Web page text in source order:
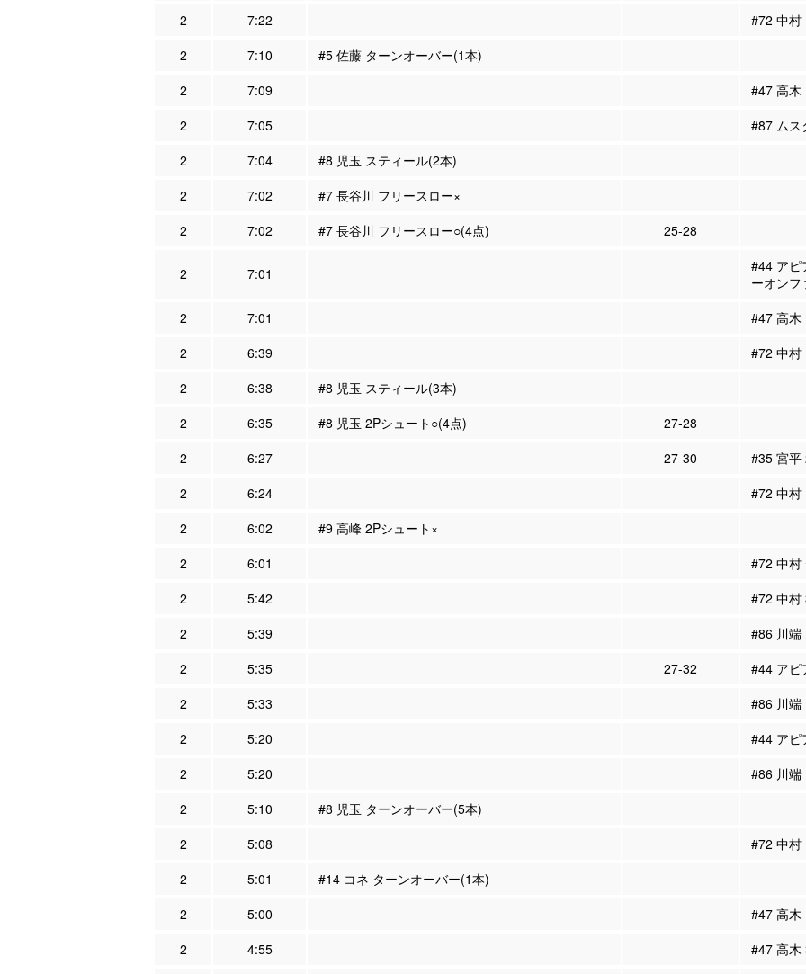
2
7:22
#72 中村
2
7:10
#5 佐藤 ターンオーバー(1本)
2
7:09
#47 高木
2
7:05
#87 ムス
2
7:04
#8 児玉 スティール(2本)
2
7:02
#7 長谷川 フリースロー×
2
7:02 #7 長谷川 フリースロー○(4点) 25-28
2 7:01
#44 アピ
ーオンフ
2
7:01
#47 高
2
6:39
#72 中村
2
6:38
#8 児玉 スティール(3本)
2
6:35 #8 児玉 2Pシュート○(4点)
27-28
2
6:27 27-30
#35 宮平
2
6:24
#72 中村
2
6:02
#9 高峰 2Pシュート×
2
6:01
#72 中村
2
5:42
#72 中村
2
5:39
#86 川端
2
5:35 27-32
#44 アピ
2
5:33
#86 川端
2
5:20
#44 ア
2
5:20
#86 川
2
5:10
#8 児玉 ターンオーバー(5本)
2
5:08
#72 中村
2
5:01
#14 コネ ターンオーバー(1本)
2
5:00
#47 高木
2
4:55 #47 高木